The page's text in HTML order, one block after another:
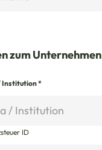
zum Unternehmen
Institution*
ID